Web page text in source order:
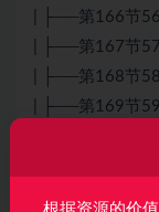
| ├──第166节
| ├──第167节
| ├──第168节
| ├──第169节
| ├──第170节
| ├──第172节